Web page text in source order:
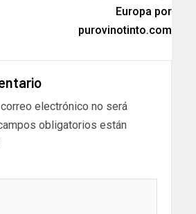
Europa por
purovinotinto.com
electrónico no será
obligatorios están